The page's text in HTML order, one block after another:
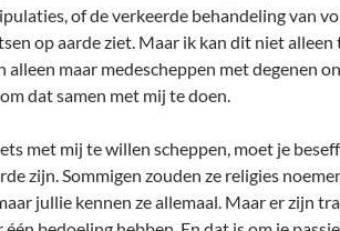
of de verkeerde behandeling van
op aarde ziet. Maar ik kan dit niet
alleen maar medescheppen met degenen
dat samen met mij te doen.
met mij te willen scheppen, moet je
zijn. Sommigen zouden ze religies
jullie kennen ze allemaal. Maar er zijn